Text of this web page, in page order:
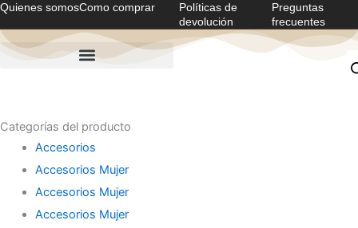
Ir
al
contenido
Quienes somosComo comprar
Políticas de
devolución
Preguntas
frecuentes
Categorías del producto
Accesorios
Accesorios Mujer
Accesorios Mujer
Accesorios Mujer